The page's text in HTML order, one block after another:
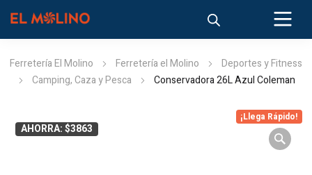
Ferretería El Molino Ferretería el Molino
Deportes y Fitness
Camping, Caza y Pesca
Conservadora 26L Azul Coleman
AHORRA: $3863
¡Llega Rápido!